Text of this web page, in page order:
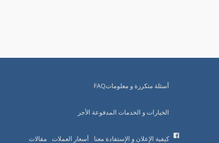
أسئلة متكررة و معلوماتFAQ
الخيارات و الخدمات المدفوعة الأجر
كيفية الإعلان و الإستفادة معنا أسعار العملات مقالات